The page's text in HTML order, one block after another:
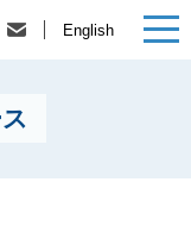
English